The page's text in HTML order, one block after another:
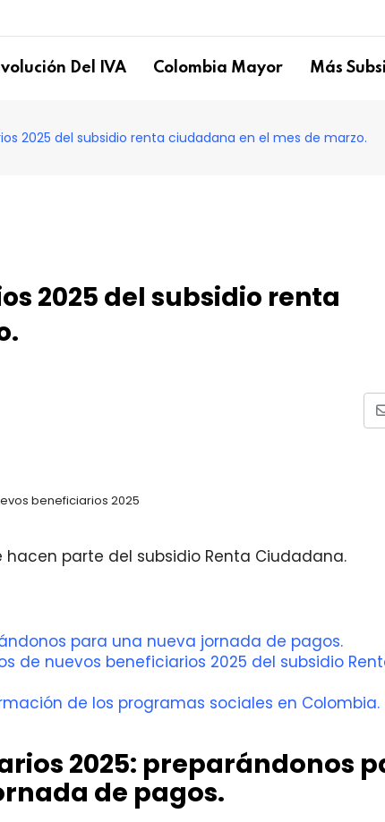
Del IVA Colombia Mayor Más
2025 del subsidio renta ciudadana en el mes de marzo.
2025 del subsidio renta
beneficiarios 2025
parte del subsidio Renta Ciudadana.
para una nueva jornada de pagos.
de nuevos beneficiarios 2025 del subsidio
de los programas sociales en Colombia.
2025: preparándonos
de pagos.